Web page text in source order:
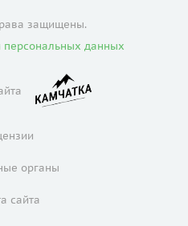
защищены.
персональных данных
органы
сайта